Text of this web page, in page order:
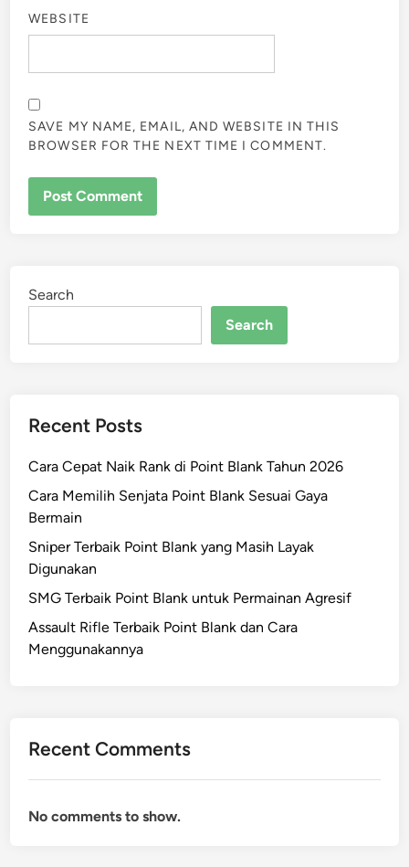
WEBSITE
SAVE MY NAME, EMAIL, AND WEBSITE IN THIS
BROWSER FOR THE NEXT TIME I COMMENT.
Search
Search
Recent Posts
Cara Cepat Naik Rank di Point Blank Tahun 2026
Cara Memilih Senjata Point Blank Sesuai Gaya
Bermain
Sniper Terbaik Point Blank yang Masih Layak
Digunakan
SMG Terbaik Point Blank untuk Permainan Agresif
Assault Rifle Terbaik Point Blank dan Cara
Menggunakannya
Recent Comments
No comments to show.